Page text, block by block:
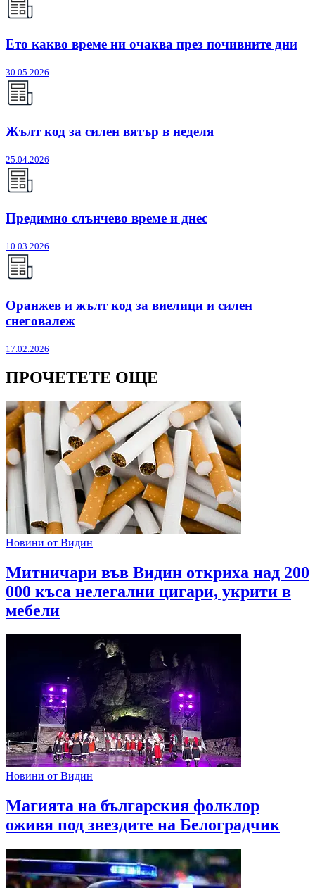
Ето какво време ни очаква през почивните дни
30.05.2026
Жълт код за силен вятър в неделя
25.04.2026
Предимно слънчево време и днес
10.03.2026
Оранжев и жълт код за виелици и силен
снеговалеж
17.02.2026
ПРОЧЕТЕТЕ ОЩЕ
Новини от Видин
Митничари във Видин откриха над 200
000 къса нелегални цигари, укрити в
мебели
Новини от Видин
Магията на българския фолклор
оживя под звездите на Белоградчик